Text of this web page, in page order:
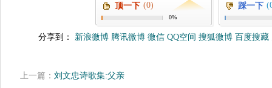
顶一下 (0)
0%
踩一下
分享到： 新浪微博 腾讯微博 微信 QQ空间 搜狐微博 百度搜藏
上一篇： 刘文忠诗歌集:父亲